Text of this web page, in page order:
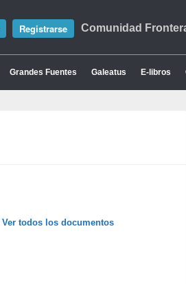
Comunidad
Registrarse
Grandes Fuentes Galeatus E-libros
Ver todos los documentos